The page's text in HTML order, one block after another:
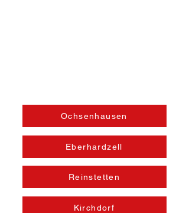
Ochsenhausen
Eberhardzell
Reinstetten
Kirchdorf